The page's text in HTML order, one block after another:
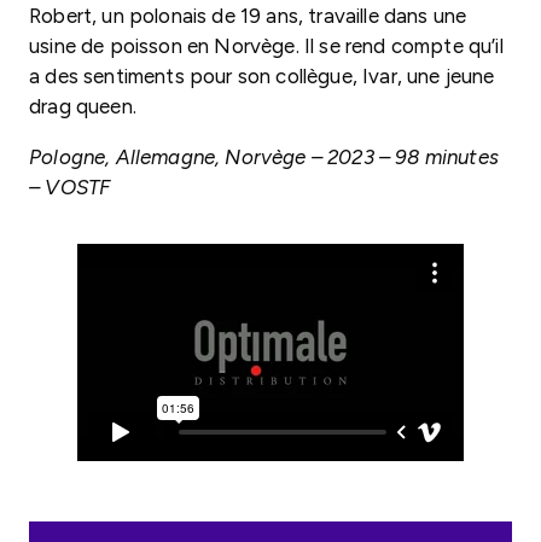
Robert, un polonais de 19 ans, travaille dans une
usine de poisson en Norvège. Il se rend compte qu’il
a des sentiments pour son collègue, Ivar, une jeune
drag queen.
Pologne, Allemagne, Norvège – 2023 – 98 minutes
– VOSTF